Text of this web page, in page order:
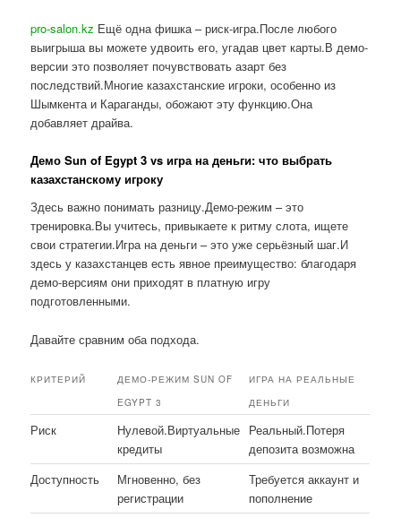
pro-salon.kz Ещё одна фишка – риск-игра.После любого
выигрыша вы можете удвоить его, угадав цвет карты.В демо-
версии это позволяет почувствовать азарт без
последствий.Многие казахстанские игроки, особенно из
Шымкента и Караганды, обожают эту функцию.Она
добавляет драйва.
Демо Sun of Egypt 3 vs игра на деньги: что выбрать
казахстанскому игроку
Здесь важно понимать разницу.Демо-режим – это
тренировка.Вы учитесь, привыкаете к ритму слота, ищете
свои стратегии.Игра на деньги – это уже серьёзный шаг.И
здесь у казахстанцев есть явное преимущество: благодаря
демо-версиям они приходят в платную игру
подготовленными.
Давайте сравним оба подхода.
КРИТЕРИЙ
ДЕМО-РЕЖИМ SUN OF
EGYPT 3
ИГРА НА РЕАЛЬНЫЕ
ДЕНЬГИ
Риск
Нулевой.Виртуальные
кредиты
Реальный.Потеря
депозита возможна
Доступность
Мгновенно, без
регистрации
Требуется аккаунт и
пополнение